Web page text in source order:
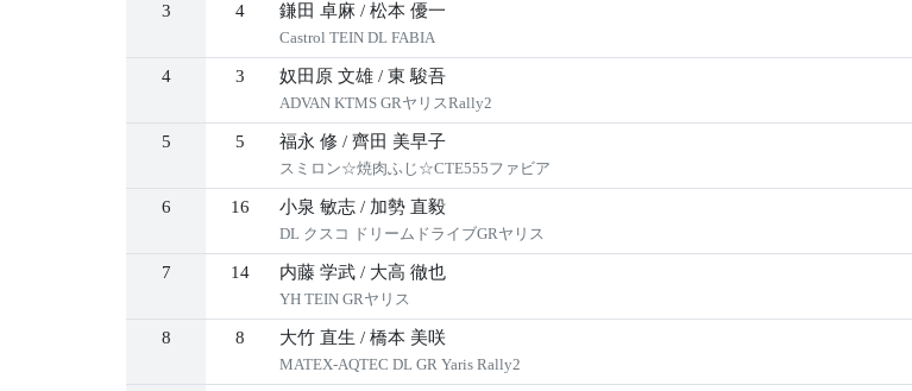
3 4 鎌田 卓麻 / 松本 優一
Castrol TEIN DL FABIA
4 3 奴田原 文雄 / 東 駿吾
ADVAN KTMS GRヤリスRally2
5 5 福永 修 / 齊田 美早子
スミロン☆焼肉ふじ☆CTE555ファビア
6 16 小泉 敏志 / 加勢 直毅
DL クスコ ドリームドライブGRヤリス
7 14 内藤 学武 / 大高 徹也
YH TEIN GRヤリス
8 8 大竹 直生 / 橋本 美咲
MATEX-AQTEC DL GR Yaris Rally2